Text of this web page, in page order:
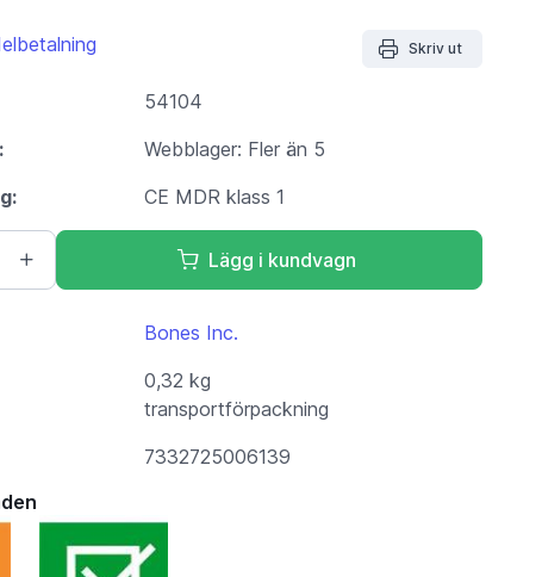
Skriv ut
54104
Webblager: Fler än 5
CE MDR klass 1
Lägg i kundvagn
Bones Inc.
0,32 kg
transportförpackning
7332725006139